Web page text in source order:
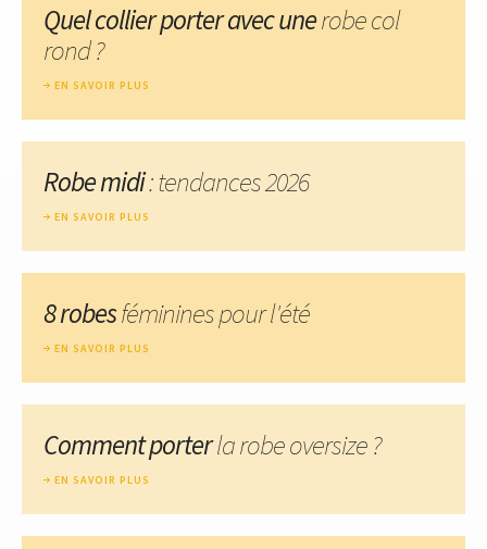
Quel collier porter avec unerobe col
rond ?
EN SAVOIR PLUS
Robe midi: tendances 2026
EN SAVOIR PLUS
8 robesféminines pour l'été
EN SAVOIR PLUS
Comment porterla robe oversize ?
EN SAVOIR PLUS